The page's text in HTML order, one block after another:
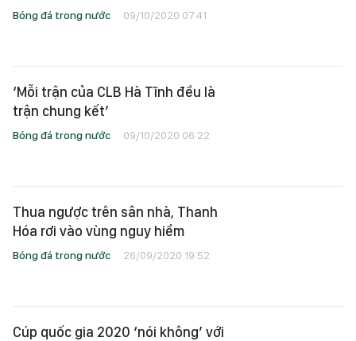
Bóng đá trong nước 09/10/2020 07:41
‘Mỗi trận của CLB Hà Tĩnh đều là
trận chung kết’
Bóng đá trong nước 09/10/2020 06:22
Thua ngược trên sân nhà, Thanh
Hóa rơi vào vùng nguy hiểm
Bóng đá trong nước 26/09/2020 19:52
Cúp quốc gia 2020 ‘nói không’ với